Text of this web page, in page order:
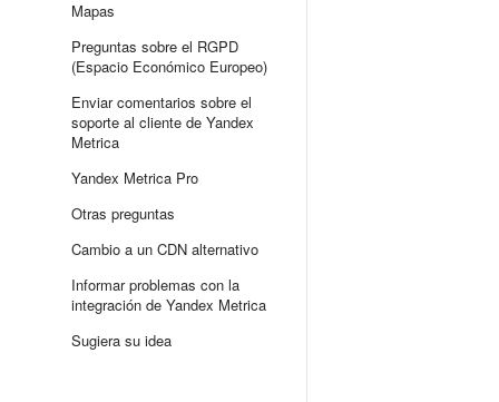
Mapas
Preguntas sobre el RGPD
(Espacio Económico Europeo)
Enviar comentarios sobre el
soporte al cliente de Yandex
Metrica
Yandex Metrica Pro
Otras preguntas
Cambio a un CDN alternativo
Informar problemas con la
integración de Yandex Metrica
Sugiera su idea